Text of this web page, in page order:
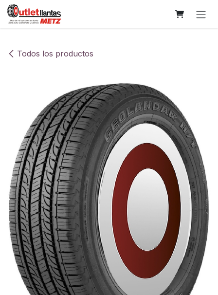
Ir al contenido
Todos los productos